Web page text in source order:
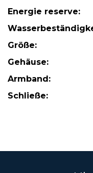
Energie reserve:
Größe:
Gehäuse:
Armband:
Schließe: